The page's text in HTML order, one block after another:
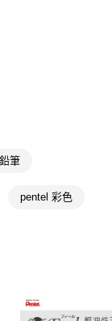
筆
pentel 彩色